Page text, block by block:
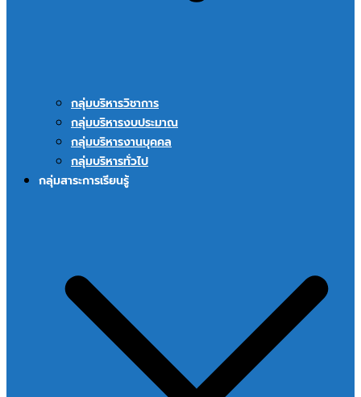
กลุ่มบริหารวิชาการ
กลุ่มบริหารงบประมาณ
กลุ่มบริหารงานบุคคล
กลุ่มบริหารทั่วไป
กลุ่มสาระการเรียนรู้